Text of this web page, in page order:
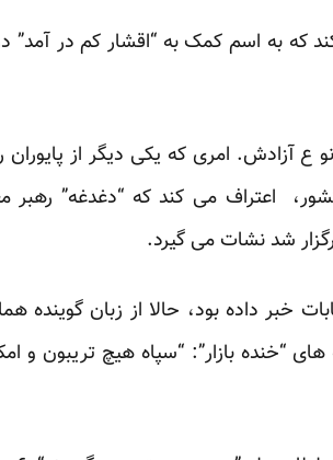
دلارناقابل نان می کند که به اسم کمک به “اقشار
ع آزادش. امری که یکی دیگر از
اعتراف می کند که “دغدغه” رهبر
خبر داده بود، حالا از زبان گوینده
بازار”: “سپاه هیچ تریبون و